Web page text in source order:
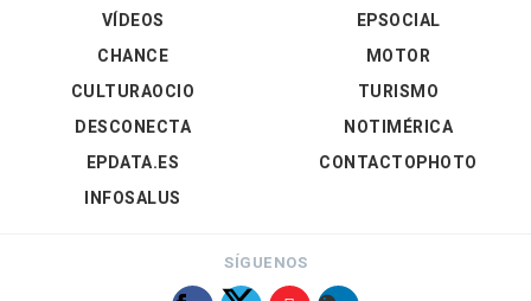
VÍDEOS
EPSOCIAL
CHANCE
CULTURAOCIO
DESCONECTA
EPDATA.ES
INFOSALUS
MOTOR
TURISMO
NOTIMÉRICA
CONTACTOPHOTO
SÍGUENOS